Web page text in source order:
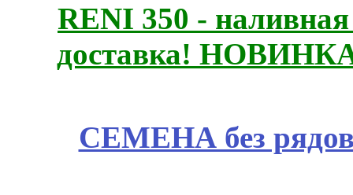
RENI 350 -
доставка!
СЕМЕНА без